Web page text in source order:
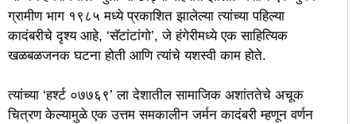
ग्रामीण भाग १९८५ मध्ये प्रकाशित झालेल्या त्यांच्या पहिल्या
कादंबरीचे दृश्य आहे, ‘सॅटांटांगो’, जे हंगेरीमध्ये एक साहित्यिक
खळबळजनक घटना होती आणि त्यांचे यशस्वी काम होते.
त्यांच्या ‘हर्श्ट ०७७६९’ ला देशातील सामाजिक अशांततेचे अचूक
चित्रण केल्यामुळे एक उत्तम समकालीन जर्मन कादंबरी म्हणून वर्णन